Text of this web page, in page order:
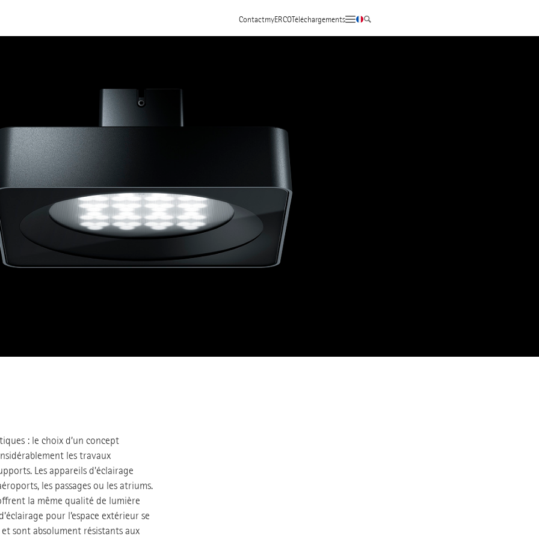
ContactmyERCOTéléchargements
: le choix d’un concept
les travaux
Les appareils d'éclairage
les passages ou les atriums.
la même qualité de lumière
pour l’espace extérieur se
sont absolument résistants aux